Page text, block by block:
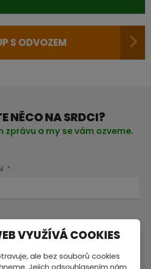
S ODVOZEM
NĚCO NA SRDCI?
zprávu a my se vám ozveme.
*
VYUŽÍVÁ COOKIES
ale bez souborů cookies
Jejich odsouhlasením nám